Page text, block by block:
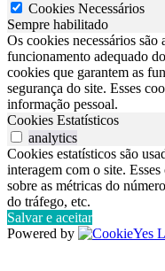
Cookies Necessários
Sempre habilitado
Os cookies necessários são
funcionamento adequado
cookies que garantem as
segurança do site. Esses
informação pessoal.
Cookies Estatísticos
analytics
Cookies estatísticos são
interagem com o site.
sobre as métricas do
do tráfego, etc.
Salvar e aceitar
Powered by